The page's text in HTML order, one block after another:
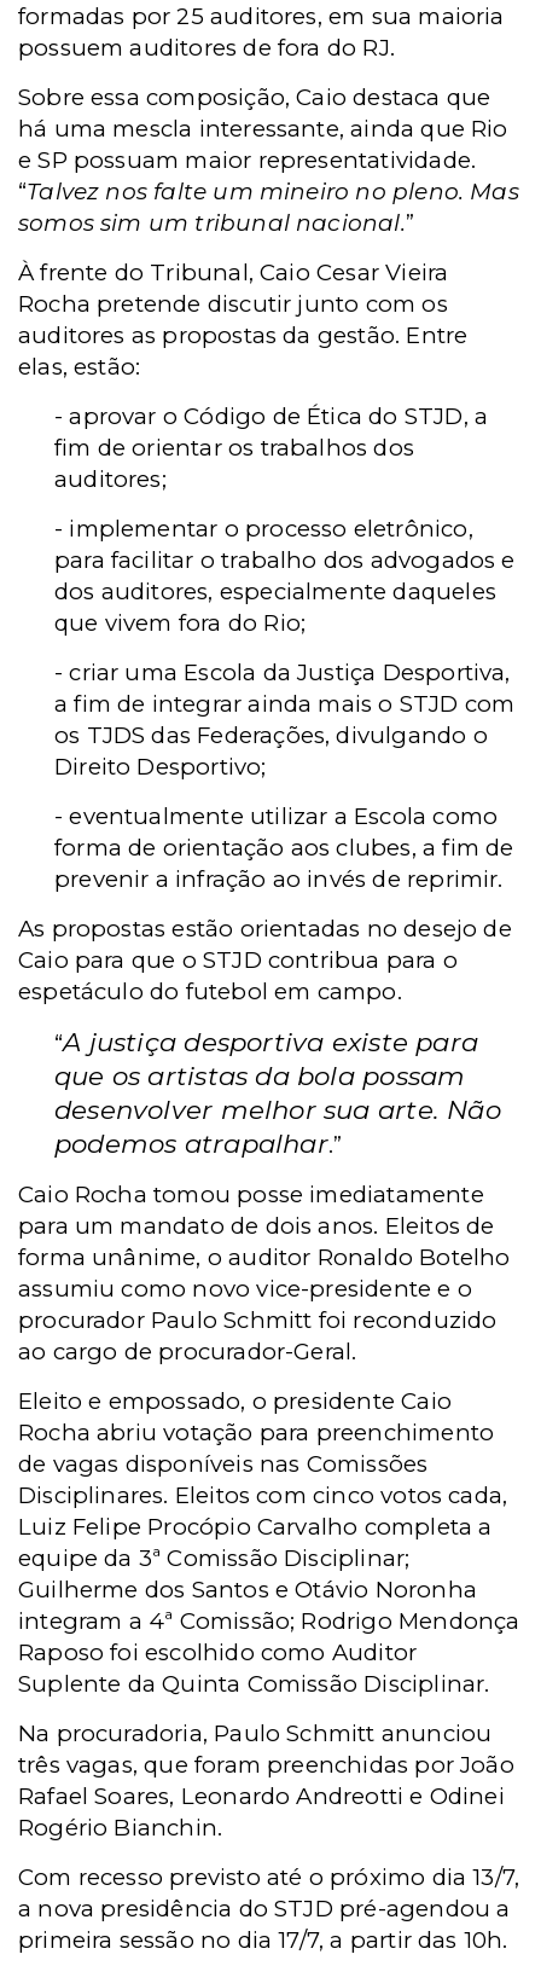
formadas por 25 auditores, em sua maioria
possuem auditores de fora do RJ.
Sobre essa composição, Caio destaca que
há uma mescla interessante, ainda que Rio
e SP possuam maior representatividade.
“Talvez nos falte um mineiro no pleno. Mas
somos sim um tribunal nacional.”
À frente do Tribunal, Caio Cesar Vieira
Rocha pretende discutir junto com os
auditores as propostas da gestão. Entre
elas, estão:
- aprovar o Código de Ética do STJD, a
fim de orientar os trabalhos dos
auditores;
- implementar o processo eletrônico,
para facilitar o trabalho dos advogados e
dos auditores, especialmente daqueles
que vivem fora do Rio;
- criar uma Escola da Justiça Desportiva,
a fim de integrar ainda mais o STJD com
os TJDS das Federações, divulgando o
Direito Desportivo;
- eventualmente utilizar a Escola como
forma de orientação aos clubes, a fim de
prevenir a infração ao invés de reprimir.
As propostas estão orientadas no desejo de
Caio para que o STJD contribua para o
espetáculo do futebol em campo.
“A justiça desportiva existe para
que os artistas da bola possam
desenvolver melhor sua arte. Não
podemos atrapalhar.”
Caio Rocha tomou posse imediatamente
para um mandato de dois anos. Eleitos de
forma unânime, o auditor Ronaldo Botelho
assumiu como novo vice-presidente e o
procurador Paulo Schmitt foi reconduzido
ao cargo de procurador-Geral.
Eleito e empossado, o presidente Caio
Rocha abriu votação para preenchimento
de vagas disponíveis nas Comissões
Disciplinares. Eleitos com cinco votos cada,
Luiz Felipe Procópio Carvalho completa a
equipe da 3ª Comissão Disciplinar;
Guilherme dos Santos e Otávio Noronha
integram a 4ª Comissão; Rodrigo Mendonça
Raposo foi escolhido como Auditor
Suplente da Quinta Comissão Disciplinar.
Na procuradoria, Paulo Schmitt anunciou
três vagas, que foram preenchidas por João
Rafael Soares, Leonardo Andreotti e Odinei
Rogério Bianchin.
Com recesso previsto até o próximo dia 13/7,
a nova presidência do STJD pré-agendou a
primeira sessão no dia 17/7, a partir das 10h.